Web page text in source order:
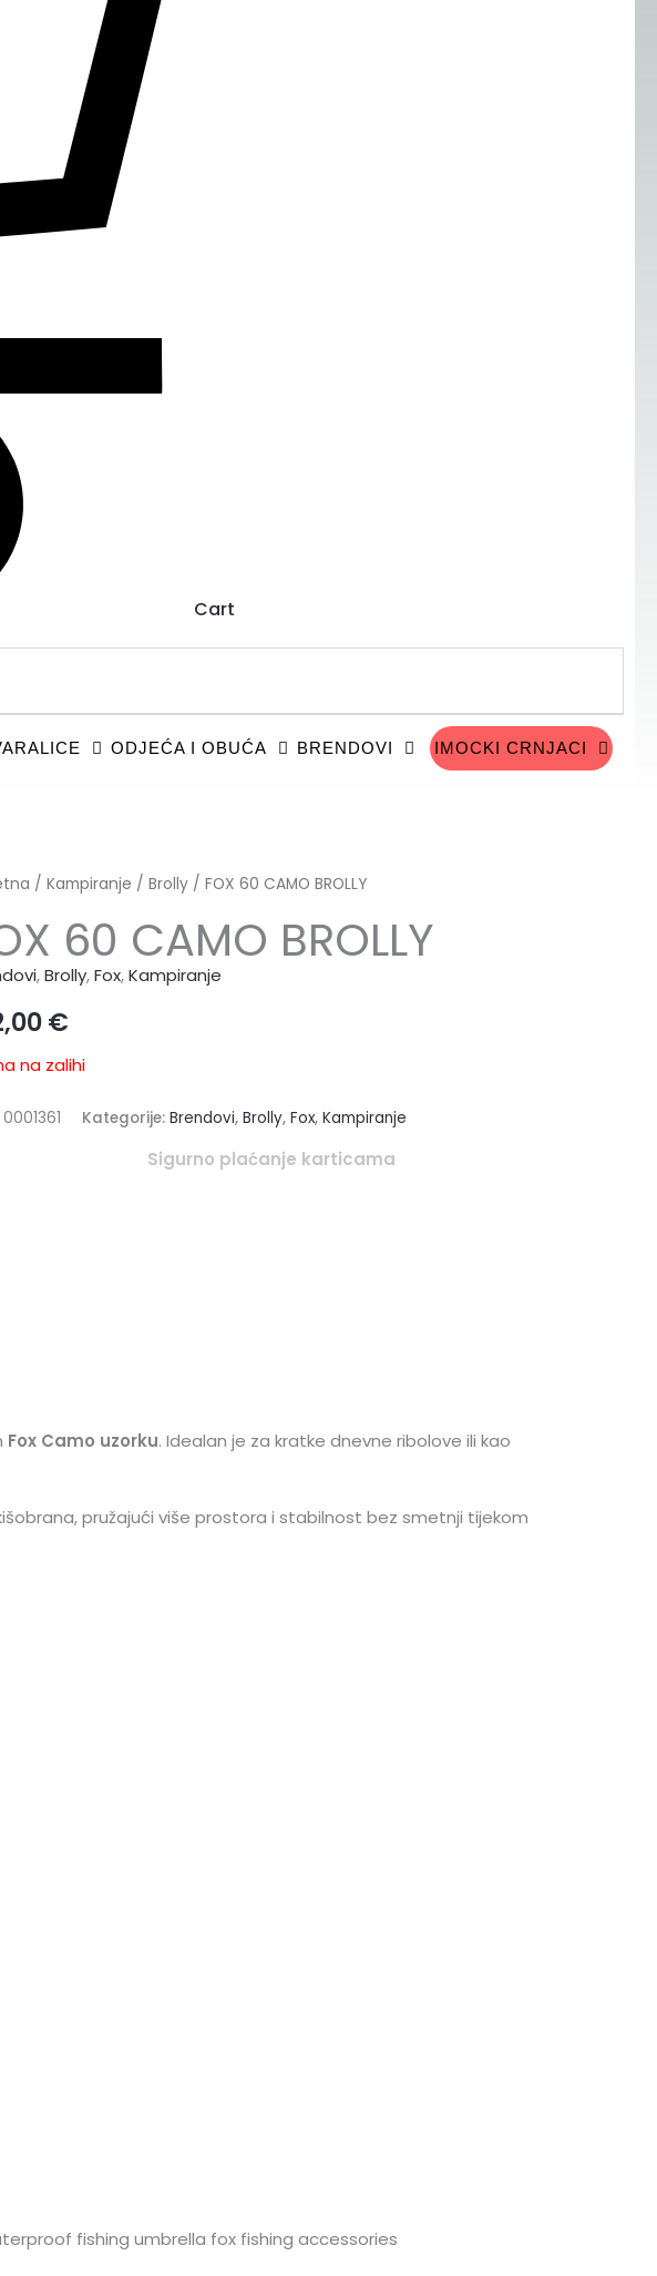
Cart
ODJEĆA I OBUĆA BRENDOVI IMOCKI CRNJACI
/ Kampiranje / Brolly / FOX 60 CAMO BROLLY
60 CAMO BROLLY
,Brolly,Fox,Kampiranje
€
na zalihi
0001361 Kategorije: Brendovi, Brolly, Fox, Kampiranje
Sigurno plaćanje karticama
Fox Camo uzorku. Idealan je za kratke dnevne ribolove ili kao
pružajući više prostora i stabilnost bez smetnji tijekom
fishing umbrella fox fishing accessories